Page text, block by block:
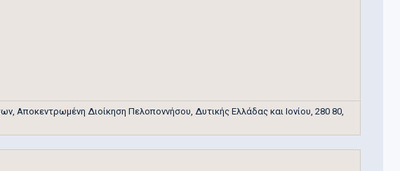
Αποκεντρωμένη Διοίκηση Πελοποννήσου, Δυτικής Ελλάδας και Ιονίου, 280 80,